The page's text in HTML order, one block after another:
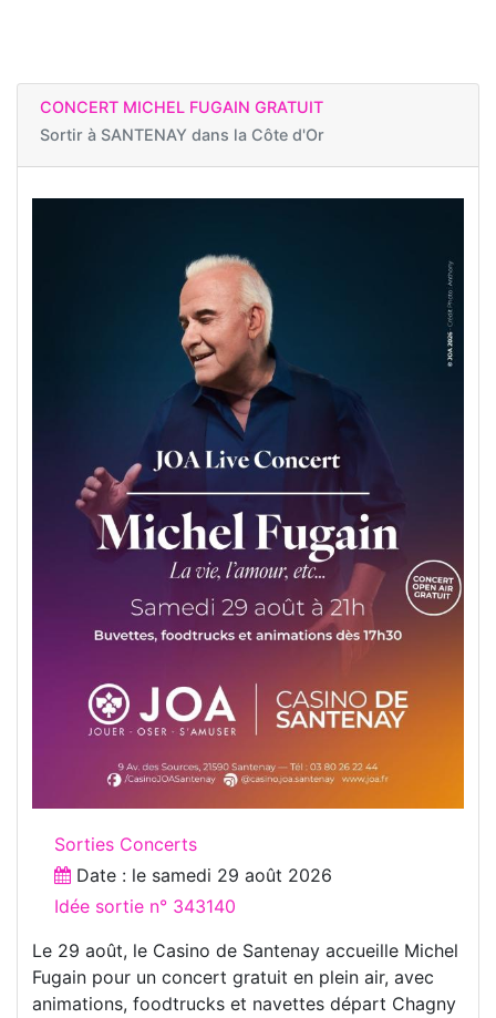
CONCERT MICHEL FUGAIN GRATUIT
Sortir à SANTENAY dans la Côte d'Or
Sorties Concerts
Date : le samedi 29 août 2026
Idée sortie n° 343140
Le 29 août, le Casino de Santenay accueille Michel
Fugain pour un concert gratuit en plein air, avec
animations, foodtrucks et navettes départ Chagny